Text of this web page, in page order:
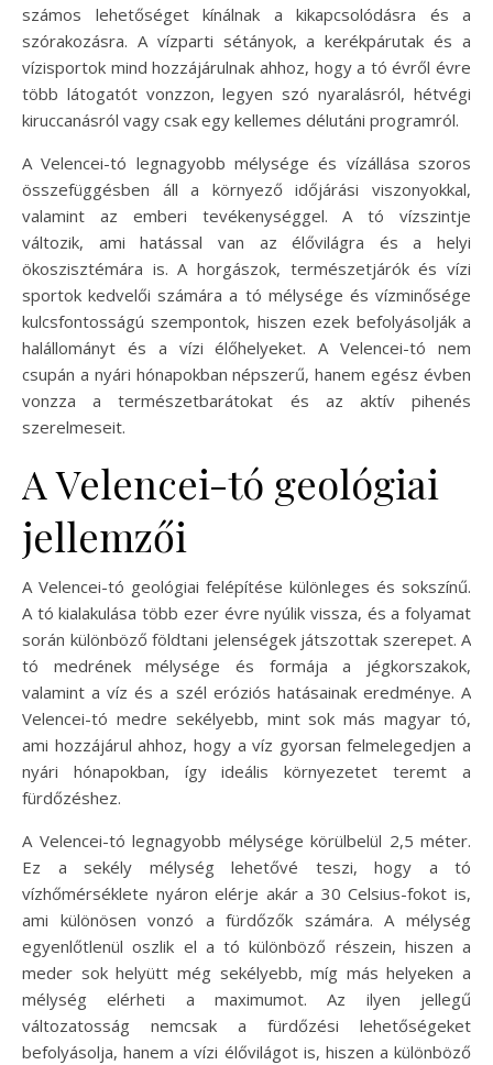
számos lehetőséget kínálnak a kikapcsolódásra és a
szórakozásra. A vízparti sétányok, a kerékpárutak és a
vízisportok mind hozzájárulnak ahhoz, hogy a tó évről évre
több látogatót vonzzon, legyen szó nyaralásról, hétvégi
kiruccanásról vagy csak egy kellemes délutáni programról.
A Velencei-tó legnagyobb mélysége és vízállása szoros
összefüggésben áll a környező időjárási viszonyokkal,
valamint az emberi tevékenységgel. A tó vízszintje
változik, ami hatással van az élővilágra és a helyi
ökoszisztémára is. A horgászok, természetjárók és vízi
sportok kedvelői számára a tó mélysége és vízminősége
kulcsfontosságú szempontok, hiszen ezek befolyásolják a
halállományt és a vízi élőhelyeket. A Velencei-tó nem
csupán a nyári hónapokban népszerű, hanem egész évben
vonzza a természetbarátokat és az aktív pihenés
szerelmeseit.
A Velencei-tó geológiai
jellemzői
A Velencei-tó geológiai felépítése különleges és sokszínű.
A tó kialakulása több ezer évre nyúlik vissza, és a folyamat
során különböző földtani jelenségek játszottak szerepet. A
tó medrének mélysége és formája a jégkorszakok,
valamint a víz és a szél eróziós hatásainak eredménye. A
Velencei-tó medre sekélyebb, mint sok más magyar tó,
ami hozzájárul ahhoz, hogy a víz gyorsan felmelegedjen a
nyári hónapokban, így ideális környezetet teremt a
fürdőzéshez.
A Velencei-tó legnagyobb mélysége körülbelül 2,5 méter.
Ez a sekély mélység lehetővé teszi, hogy a tó
vízhőmérséklete nyáron elérje akár a 30 Celsius-fokot is,
ami különösen vonzó a fürdőzők számára. A mélység
egyenlőtlenül oszlik el a tó különböző részein, hiszen a
meder sok helyütt még sekélyebb, míg más helyeken a
mélység elérheti a maximumot. Az ilyen jellegű
változatosság nemcsak a fürdőzési lehetőségeket
befolyásolja, hanem a vízi élővilágot is, hiszen a különböző